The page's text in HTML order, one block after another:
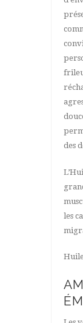
des
les